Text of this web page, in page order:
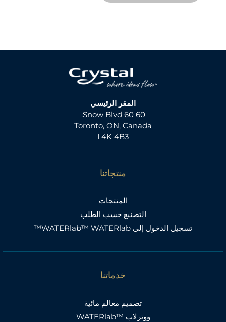
المقر الرئيسي
60 60 Snow Blvd.
Toronto, ON, Canada
L4K 4B3
منتجاتنا
المنتجات
التصنيع حسب الطلب
تسجيل الدخول إلى WATERlab™ WATERlab™
خدماتنا
تصميم معالم مائية
ووترلاب ™WATERlab